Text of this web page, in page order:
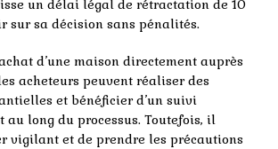
un délai légal de rétractation de 10
sur sa décision sans pénalités.
d’une maison directement auprès
acheteurs peuvent réaliser des
et bénéficier d’un suivi
au long du processus. Toutefois, il
vigilant et de prendre les précautions